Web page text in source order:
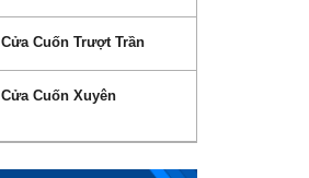
Cửa Cuốn Trượt Trần
Cửa Cuốn Xuyên